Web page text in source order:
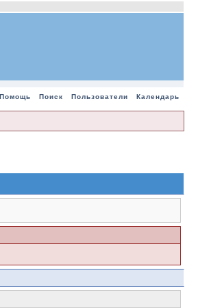
Помощь Поиск Пользователи Календарь